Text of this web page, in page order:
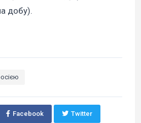
добу).
Facebook Twitter